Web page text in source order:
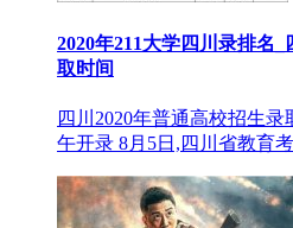
2020年211大学四川录排名
取时间
四川2020年普通高校招生
午开录 8月5日,四川省教育